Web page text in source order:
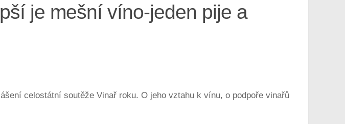
je mešní víno-jeden pije a
celostátní soutěže Vinař roku. O jeho vztahu k vínu, o podpoře vinařů